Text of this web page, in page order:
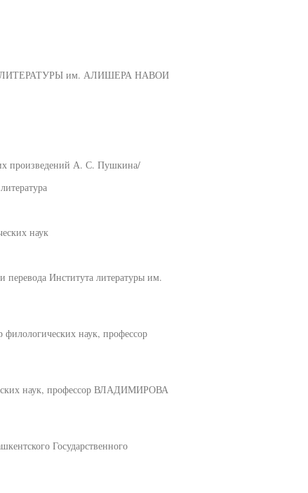
им. АЛИШЕРА НАВОИ
произведений А. С. Пушкина/
наук
перевода Института литературы им.
наук, профессор
наук, профессор ВЛАДИМИРОВА
Государственного